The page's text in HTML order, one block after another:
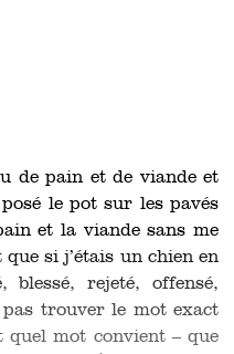
de pain et de viande et
le pot sur les pavés
et la viande sans me
si j’étais un chien en
blessé, rejeté, offensé,
trouver le mot exact
mot convient – que